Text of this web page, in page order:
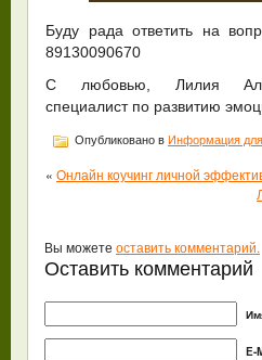
Буду рада ответить на
89130090670
С любовью, Лилия
специалист по развитию
Опубликовано в Информация
« Онлайн коучинг личной
Вы можете оставить комментарий.
Оставить комментарий
E-